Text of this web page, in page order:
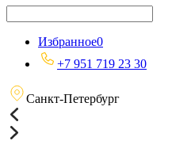
Избранное0
+7 951 719 23 30
Санкт-Петербург